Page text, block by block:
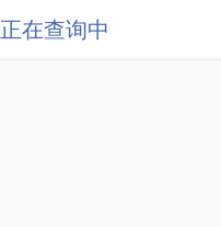
正在查询中